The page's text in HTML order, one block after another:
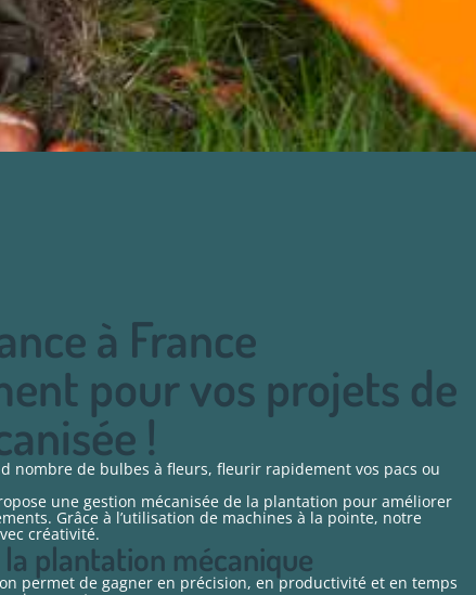
à France
pour vos projets de
!
nombre de bulbes à fleurs, fleurir rapidement vos pacs ou
une gestion mécanisée de la plantation pour améliorer
Grâce à l’utilisation de machines à la pointe, notre
créativité.
la plantation mécanique
permet de gagner en précision, en productivité et en temps